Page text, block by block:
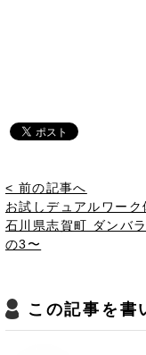
< 前の記事へ
お試しデュアルワーク
石川県志賀町 ダンバ
の3〜
この記事を書